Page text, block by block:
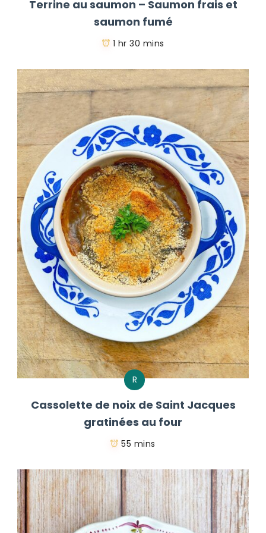
Terrine au saumon – Saumon frais et
saumon fumé
1 hr 30 mins
R
Cassolette de noix de Saint Jacques
gratinées au four
55 mins